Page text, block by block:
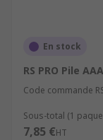
Appareils
En stock
RS PRO Pile
Code commande
Sous-total (1
7,85 €HT